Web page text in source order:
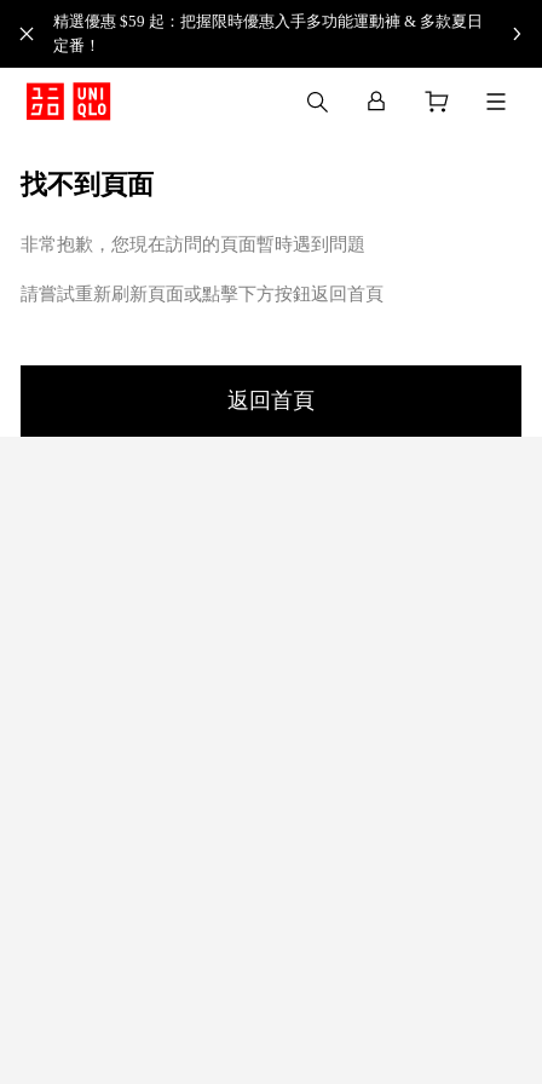
精選優惠 $59 起：把握限時優惠入手多功能運動褲 & 多款夏日
定番！​
找不到頁面
非常抱歉，您現在訪問的頁面暫時遇到問題
請嘗試重新刷新頁面或點擊下方按鈕返回首頁
返回首頁